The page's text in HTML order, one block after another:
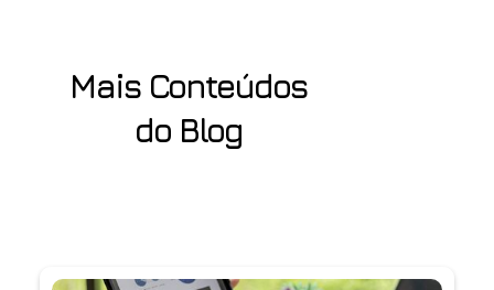
Mais Conteúdos
do Blog